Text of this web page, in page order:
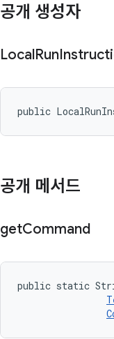
공개 생성자
LocalRun
public
공개 메서드
getCommand
public static